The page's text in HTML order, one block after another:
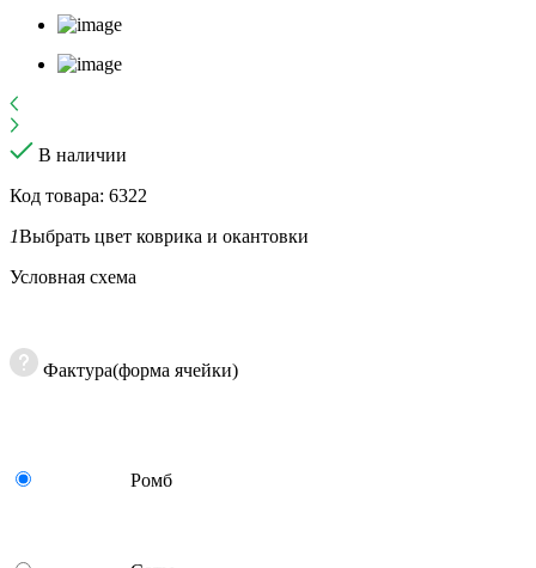
В наличии
Код товара: 6322
1Выбрать цвет коврика и окантовки
Условная схема
Фактура(форма ячейки)
Ромб